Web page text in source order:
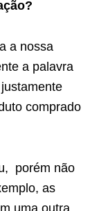
a nossa
a palavra
comprado
porém não
as
uma outra